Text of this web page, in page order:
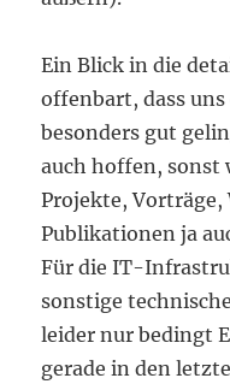
Ein Blick in die
offenbart, dass
besonders gut
auch hoffen, sonst
Projekte, Vorträge,
Publikationen ja
Für die IT-
sonstige
leider nur bedingt
gerade in den